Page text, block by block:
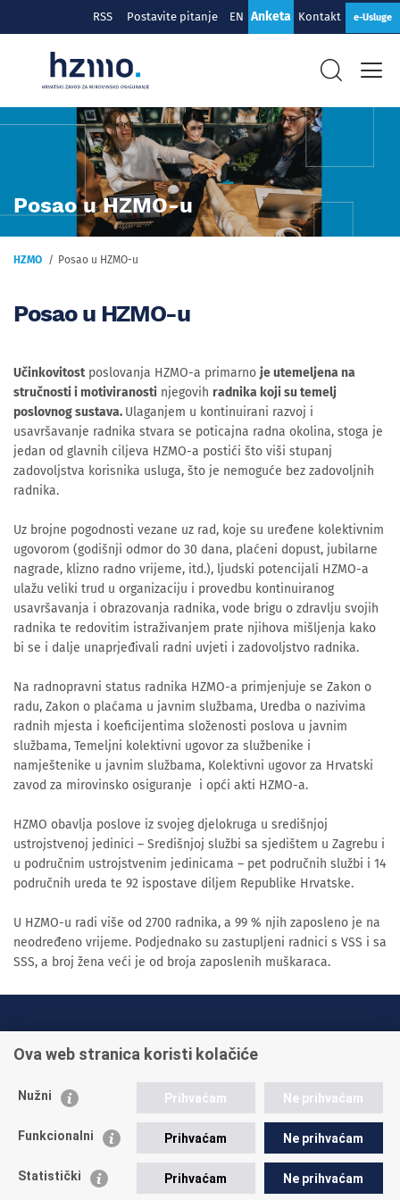
RSS Postavite pitanje EN Anketa Kontakt e-Usluge
Posao u HZMO-u
HZMO Posao u HZMO-u
Posao u HZMO-u
Učinkovitostposlovanja HZMO-a primarno je utemeljena na
stručnosti i motiviranosti njegovih radnika koji su temelj
poslovnog sustava. Ulaganjem u kontinuirani razvoj i
usavršavanje radnika stvara se poticajna radna okolina, stoga je
jedan od glavnih ciljeva HZMO-a postići što viši stupanj
zadovoljstva korisnika usluga, što je nemoguće bez zadovoljnih
radnika.
Uz brojne pogodnosti vezane uz rad, koje su uređene kolektivnim
ugovorom (godišnji odmor do 30 dana, plaćeni dopust, jubilarne
nagrade, klizno radno vrijeme, itd.), ljudski potencijali HZMO-a
ulažu veliki trud u organizaciju i provedbu kontinuiranog
usavršavanja i obrazovanja radnika, vode brigu o zdravlju svojih
radnika te redovitim istraživanjem prate njihova mišljenja kako
bi se i dalje unaprjeđivali radni uvjeti i zadovoljstvo radnika.
Na radnopravni status radnika HZMO-a primjenjuje se Zakon o
radu, Zakon o plaćama u javnim službama, Uredba o nazivima
radnih mjesta i koeficijentima složenosti poslova u javnim
službama, Temeljni kolektivni ugovor za službenike i
namještenike u javnim službama, Kolektivni ugovor za Hrvatski
zavod za mirovinsko osiguranje i opći akti HZMO-a.
HZMO obavlja poslove iz svojeg djelokruga u središnjoj
ustrojstvenoj jedinici – Središnjoj službi sa sjedištem u Zagrebu i
u područnim ustrojstvenim jedinicama – pet područnih službi i 14
područnih ureda te 92 ispostave diljem Republike Hrvatske.
U HZMO-u radi više od 2700 radnika, a 99 % njih zaposleno je na
neodređeno vrijeme. Podjednako su zastupljeni radnici s VSS i sa
SSS, a broj žena veći je od broja zaposlenih muškaraca.
+385 1 45 95 011
Postavite pitanje
Ova web stranica koristi kolačiće
Nužni Prihvaćam Ne prihvaćam
Funkcionalni Prihvaćam Ne prihvaćam
Statistički Prihvaćam Ne prihvaćam